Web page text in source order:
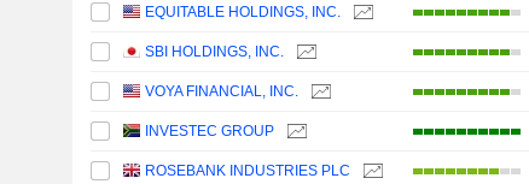
EQUITABLE HOLDINGS, INC.
SBI HOLDINGS, INC.
VOYA FINANCIAL, INC.
INVESTEC GROUP
ROSEBANK INDUSTRIES PLC